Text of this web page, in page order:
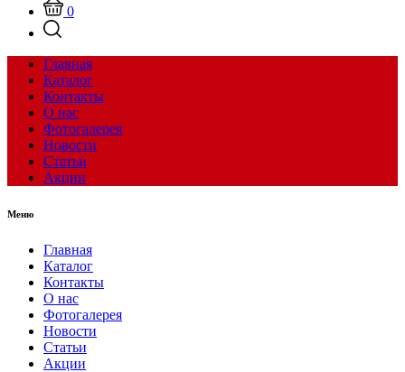
0
Главная
Каталог
Контакты
О нас
Фотогалерея
Новости
Статьи
Акции
Меню
Главная
Каталог
Контакты
О нас
Фотогалерея
Новости
Статьи
Акции